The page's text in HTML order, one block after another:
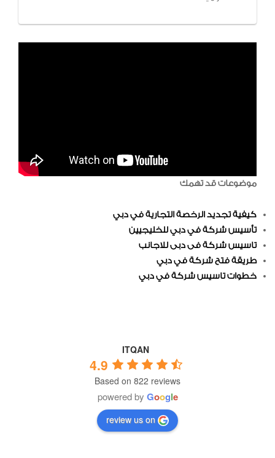
موضوعات قد تهمك
كيفية تجديد الرخصة التجارية في دبي
تأسيس شركة في دبي للخليجيين
تاسيس شركة فى دبى للاجانب
طريقة فتح شركة في دبي
خطوات تاسيس شركة في دبي
ITQAN
4.9
Based on 822 reviews
powered by Google
review us on